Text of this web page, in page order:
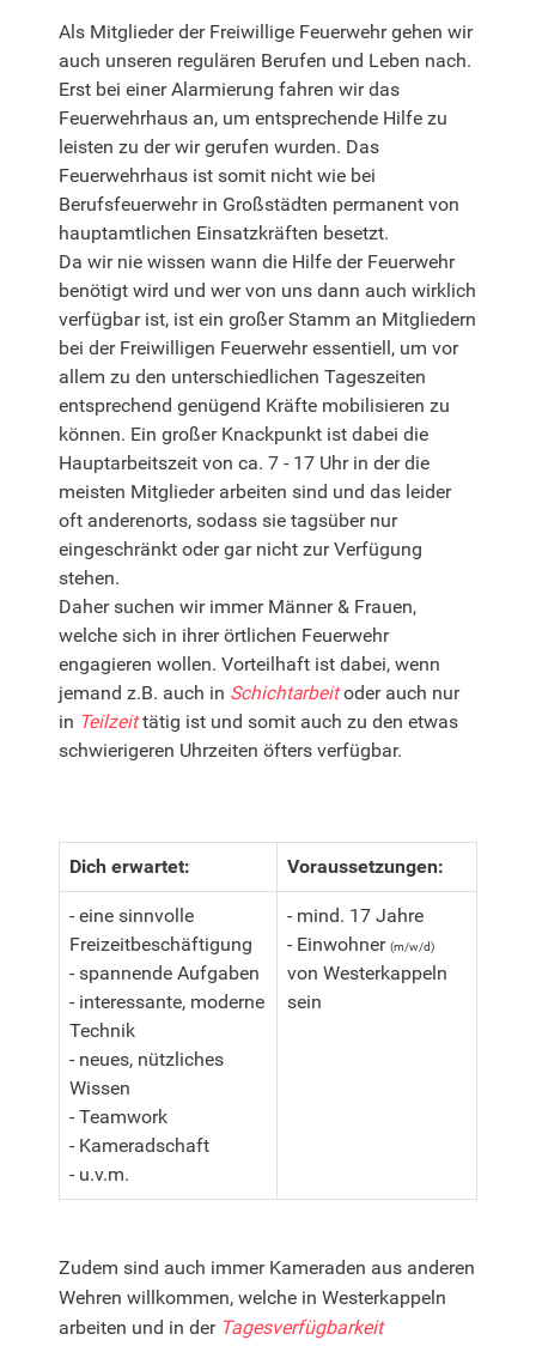
Als Mitglieder der Freiwillige Feuerwehr gehen wir
auch unseren regulären Berufen und Leben nach.
Erst bei einer Alarmierung fahren wir das
Feuerwehrhaus an, um entsprechende Hilfe zu
leisten zu der wir gerufen wurden. Das
Feuerwehrhaus ist somit nicht wie bei
Berufsfeuerwehr in Großstädten permanent von
hauptamtlichen Einsatzkräften besetzt.
Da wir nie wissen wann die Hilfe der Feuerwehr
benötigt wird und wer von uns dann auch wirklich
verfügbar ist, ist ein großer Stamm an Mitgliedern
bei der Freiwilligen Feuerwehr essentiell, um vor
allem zu den unterschiedlichen Tageszeiten
entsprechend genügend Kräfte mobilisieren zu
können. Ein großer Knackpunkt ist dabei die
Hauptarbeitszeit von ca. 7 - 17 Uhr in der die
meisten Mitglieder arbeiten sind und das leider
oft anderenorts, sodass sie tagsüber nur
eingeschränkt oder gar nicht zur Verfügung
stehen.
Daher suchen wir immer Männer & Frauen,
welche sich in ihrer örtlichen Feuerwehr
engagieren wollen. Vorteilhaft ist dabei, wenn
jemand z.B. auch in Schichtarbeitoder auch nur
in Teilzeittätig ist und somit auch zu den etwas
schwierigeren Uhrzeiten öfters verfügbar.
Dich erwartet: Voraussetzungen:
- eine sinnvolle
Freizeitbeschäftigung
- spannende Aufgaben
- interessante, moderne
Technik
- neues, nützliches
Wissen
- Teamwork
- Kameradschaft
- u.v.m.
- mind. 17 Jahre
- Einwohner (m/w/d)
von Westerkappeln
sein
Zudem sind auch immer Kameraden aus anderen
Wehren willkommen, welche in Westerkappeln
arbeiten und in der Tagesverfügbarkeit